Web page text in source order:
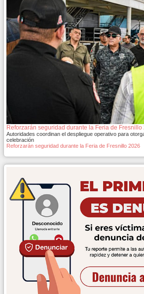
Reforzarán seguridad durante la Feria de Fresnillo
Autoridades coordinan el despliegue operativo para
celebración
Reforzarán seguridad durante la Feria de Fresnillo 2026